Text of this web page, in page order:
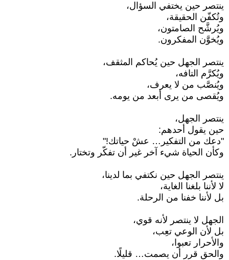
ينتصر حين يختفي السؤال،
وتُكفّن الحقيقة،
ويُرشَّح الصامتون،
ويُخوَّن المفكرون.
ينتصر الجهل حين يُحاكم المثقف،
ويُكرَّم التافه،
ويُنصَّب من لا يعرف،
ويُقصى من يرى أبعد من يومه.
ينتصر الجهل،
حين يقول أحدهم:
"دعك من التفكير… عشْ حياتك!"
وكأن الحياة شيء آخر غير أن تفكّر وتختار.
ينتصر الجهل حين نكتفي بما لدينا،
لا لأننا بلغنا الغاية،
بل لأننا خفنا من الرحلة.
الجهل لا ينتصر لأنه قوي،
بل لأن الوعي تعِب،
والأحرار تعبوا،
والحق قرر أن يصمت… قليلًا.